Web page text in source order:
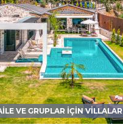
VE GRUPLAR İÇIN VILLALAR